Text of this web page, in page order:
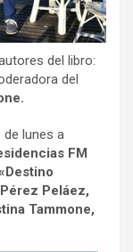
del libro:
del
lunes a
FM
Peláez,
Tammone,